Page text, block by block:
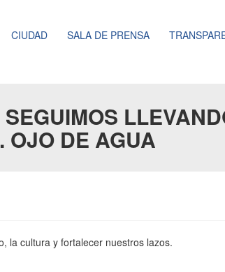
CIUDAD SALA DE PRENSA
OJO DE AGUA
la cultura y fortalecer nuestros lazos.